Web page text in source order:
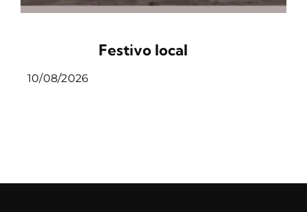
Festivo local
10/08/2026